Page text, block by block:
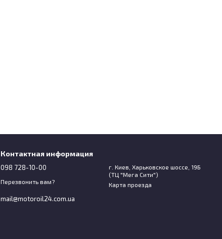
Контактная информация
098 728-10-00
Перезвонить вам?
mail@motoroil24.com.ua
г. Киев, Харьковское шоссе, 19Б
(ТЦ "Мега Сити")
Карта проезда